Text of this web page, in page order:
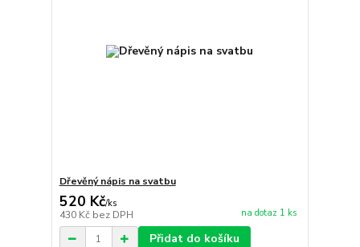
Dřevěný nápis na svatbu
520 Kč/ks
430 Kč bez DPH na dotaz 1 ks
Přidat do košíku